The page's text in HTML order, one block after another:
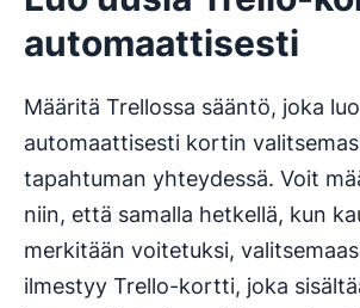
automaattisesti
Määritä Trellossa sääntö, joka luo
automaattisesti kortin
tapahtuman yhteydessä. Voit
niin, että samalla hetkellä, kun
merkitään voitetuksi,
ilmestyy Trello-kortti, joka